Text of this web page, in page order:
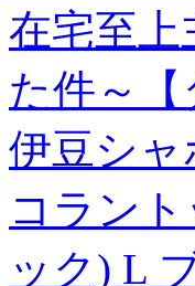
在宅至
た件～【
伊豆シ
コラン
ック) L